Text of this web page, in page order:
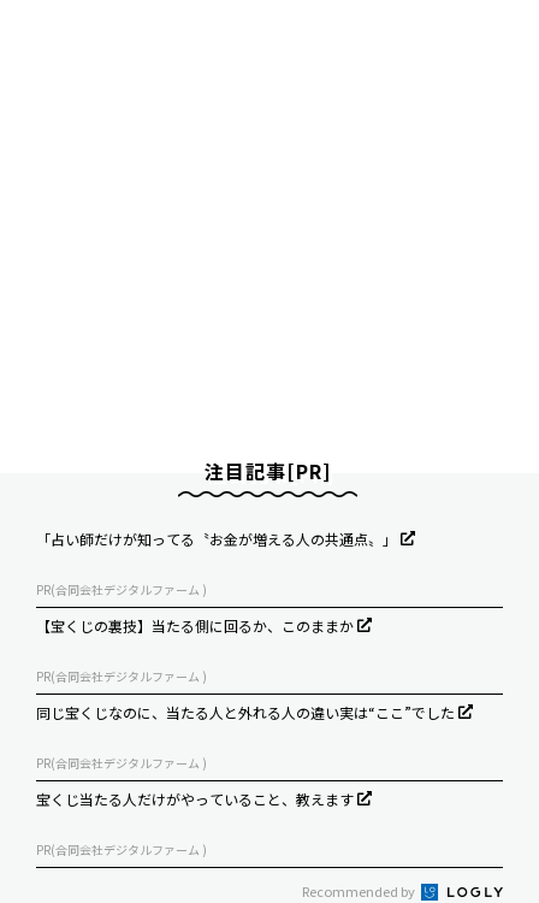
注目記事[PR]
「占い師だけが知ってる〝お金が増える人の共通点〟」
PR(合同会社デジタルファーム )
【宝くじの裏技】当たる側に回るか、このままか
PR(合同会社デジタルファーム )
同じ宝くじなのに、当たる人と外れる人の違い実は“ここ”でした
PR(合同会社デジタルファーム )
宝くじ当たる人だけがやっていること、教えます
PR(合同会社デジタルファーム )
Recommended by